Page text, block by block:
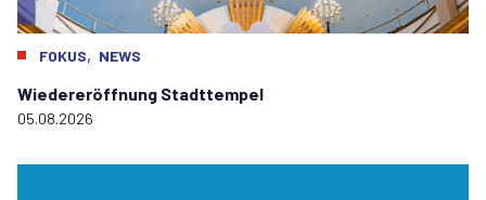
FOKUS, NEWS
Wiedereröffnung Stadttempel
05.08.2026